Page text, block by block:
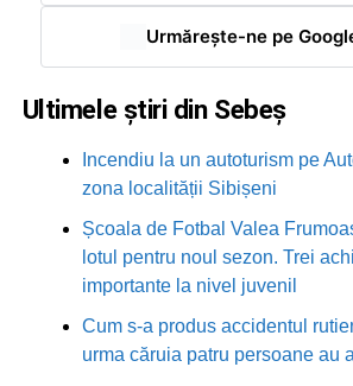
Urmărește-ne pe
Ultimele știri din Sebeș
Incendiu la un autoturism pe
zona localității Sibișeni
Școala de Fotbal Valea
lotul pentru noul sezon. Trei
importante la nivel juvenil
Cum s-a produs accidentul
urma căruia patru persoane au